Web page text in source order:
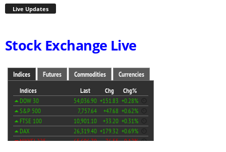
Live Updates
Stock Exchange Live